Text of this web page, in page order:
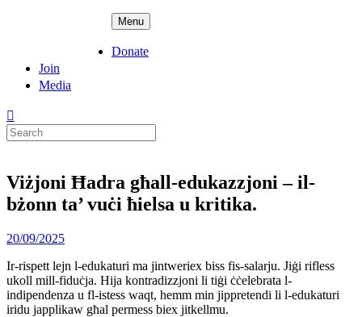
Menu
Donate
Join
Media
Search
for:
Viżjoni Ħadra għall-edukazzjoni – il-
bżonn ta’ vuċi ħielsa u kritika.
Posted
20/09/2025
Ir-rispett lejn l-edukaturi ma jintweriex biss fis-salarju. Jiġi rifless
ukoll mill-fiduċja. Hija kontradizzjoni li tiġi ċċelebrata l-
indipendenza u fl-istess waqt, hemm min jippretendi li l-edukaturi
iridu japplikaw għal permess biex jitkellmu.